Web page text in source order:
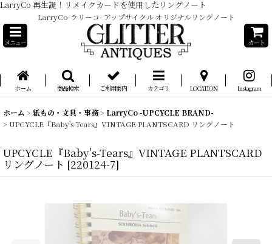
LarryCo 再生誕！リメイクカードを使用したリングノート
LarryCo-ラリーコ- アップサイクル オリジナルリングノート
メニュー カート
ホーム 商品検索 ご利用案内 カテゴリ LOCATION Instagram
ホーム > 紙もの・文具・事務> LarryCo -UPCYCLE BRAND-
> UPCYCLE『Baby's-Tears』VINTAGE PLANTSCARD リングノート
UPCYCLE『Baby's-Tears』VINTAGE PLANTSCARD
リングノート [220124-7]